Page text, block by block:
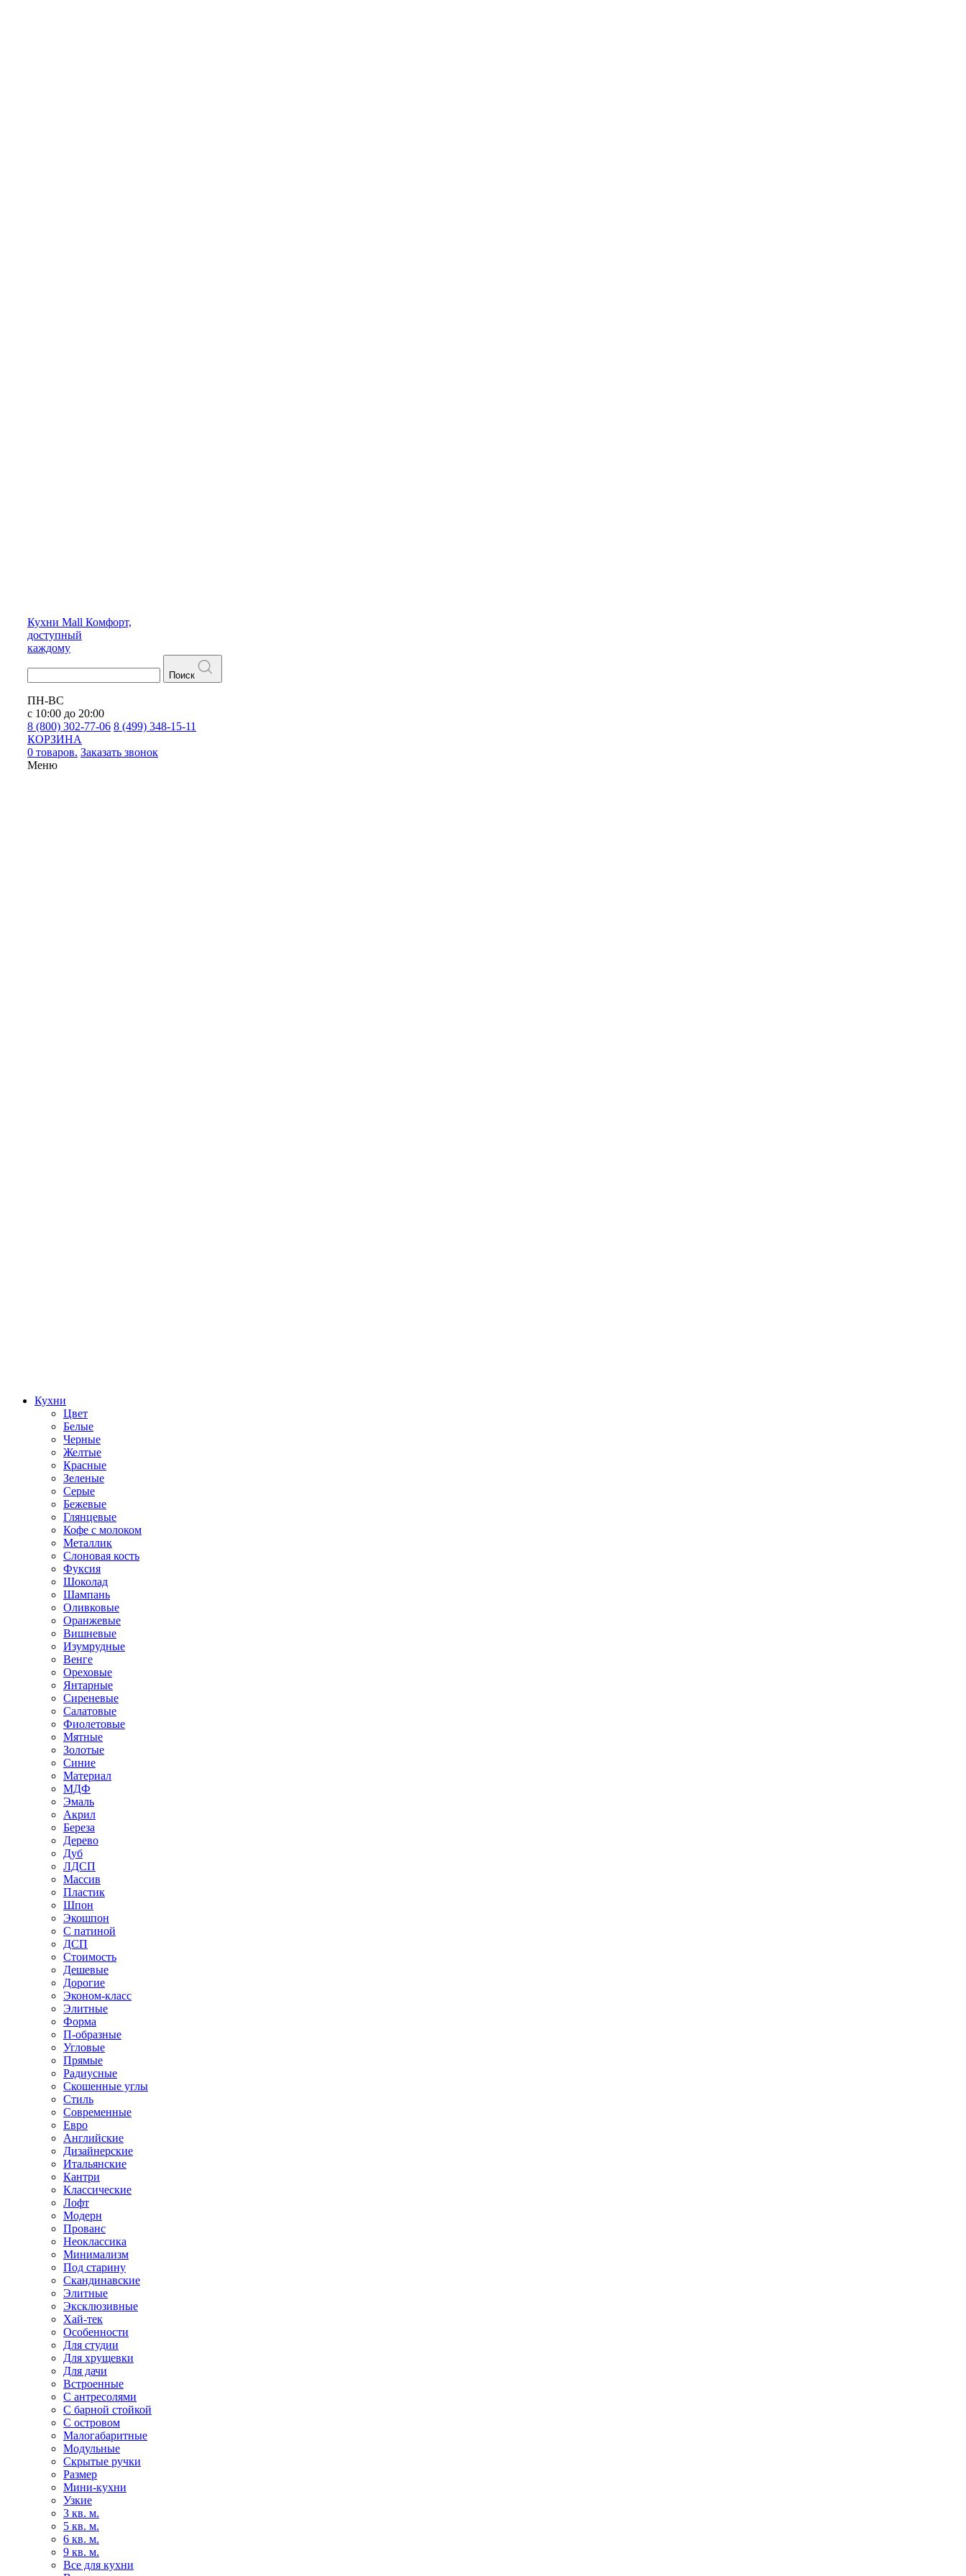
Кухни Mall Комфорт,
доступный
каждому
Поиск
ПН-ВС
с 10:00 до 20:00
8 (800) 302-77-06 8 (499) 348-15-11
КОРЗИНА
0 товаров. Заказать звонок
Меню
Кухни
Цвет
Белые
Черные
Желтые
Красные
Зеленые
Серые
Бежевые
Глянцевые
Кофе с молоком
Металлик
Слоновая кость
Фуксия
Шоколад
Шампань
Оливковые
Оранжевые
Вишневые
Изумрудные
Венге
Ореховые
Янтарные
Сиреневые
Салатовые
Фиолетовые
Мятные
Золотые
Синие
Материал
МДФ
Эмаль
Акрил
Береза
Дерево
Дуб
ЛДСП
Массив
Пластик
Шпон
Экошпон
С патиной
ДСП
Стоимость
Дешевые
Дорогие
Эконом-класс
Элитные
Форма
П-образные
Угловые
Прямые
Радиусные
Скошенные углы
Стиль
Современные
Евро
Английские
Дизайнерские
Итальянские
Кантри
Классические
Лофт
Модерн
Прованс
Неоклассика
Минимализм
Под старину
Скандинавские
Элитные
Эксклюзивные
Хай-тек
Особенности
Для студии
Для хрущевки
Для дачи
Встроенные
С антресолями
С барной стойкой
С островом
Малогабаритные
Модульные
Скрытые ручки
Размер
Мини-кухни
Узкие
3 кв. м.
5 кв. м.
6 кв. м.
9 кв. м.
Все для кухни